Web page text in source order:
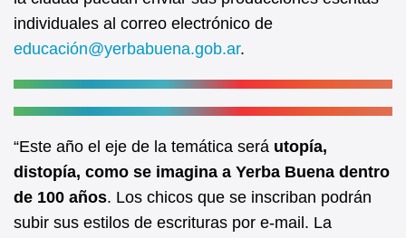
individuales al correo electrónico de
educación@yerbabuena.gob.ar.
“Este año el eje de la temática será utopía,
distopía, como se imagina a Yerba Buena dentro
de 100 años. Los chicos que se inscriban podrán
subir sus estilos de escrituras por e-mail. La